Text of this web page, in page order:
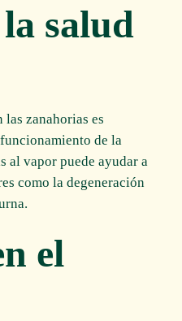
salud
las zanahorias es
de la
al vapor puede ayudar a
como la degeneración
el